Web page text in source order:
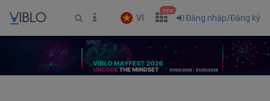
VI
new
Đăng nhập/Đăng ký